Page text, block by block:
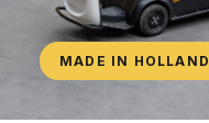
MADE IN HOLLAND